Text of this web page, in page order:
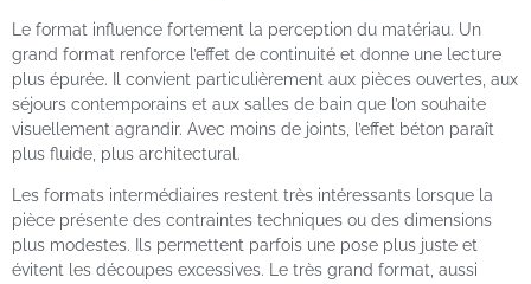
Le format influence fortement la perception du matériau. Un
grand format renforce l’effet de continuité et donne une lecture
plus épurée. Il convient particulièrement aux pièces ouvertes, aux
séjours contemporains et aux salles de bain que l’on souhaite
visuellement agrandir. Avec moins de joints, l’effet béton paraît
plus fluide, plus architectural.
Les formats intermédiaires restent très intéressants lorsque la
pièce présente des contraintes techniques ou des dimensions
plus modestes. Ils permettent parfois une pose plus juste et
évitent les découpes excessives. Le très grand format, aussi